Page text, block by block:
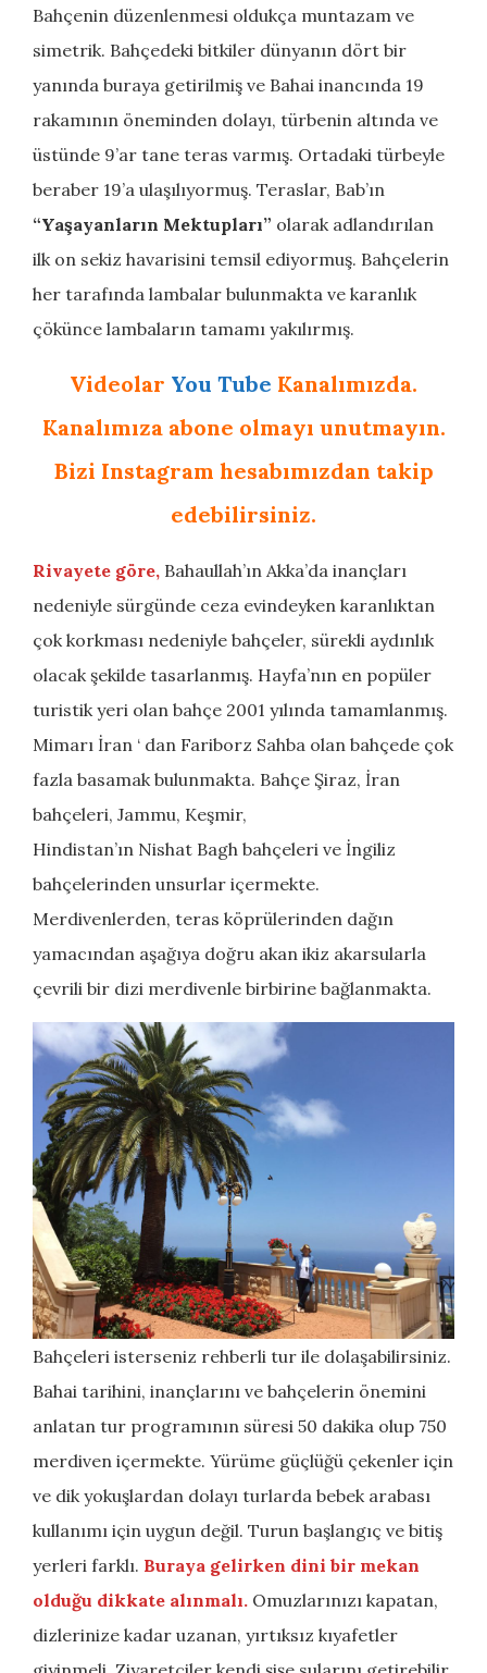
Bahçenin düzenlenmesi oldukça muntazam ve
simetrik. Bahçedeki bitkiler dünyanın dört bir
yanında buraya getirilmiş ve Bahai inancında 19
rakamının öneminden dolayı, türbenin altında ve
üstünde 9’ar tane teras varmış. Ortadaki türbeyle
beraber 19’a ulaşılıyormuş. Teraslar, Bab’ın
“Yaşayanların Mektupları” olarak adlandırılan
ilk on sekiz havarisini temsil ediyormuş. Bahçelerin
her tarafında lambalar bulunmakta ve karanlık
çökünce lambaların tamamı yakılırmış.
Videolar You Tube Kanalımızda.
Kanalımıza abone olmayı unutmayın.
Bizi Instagram hesabımızdan takip
edebilirsiniz.
Rivayete göre, Bahaullah’ın Akka’da inançları
nedeniyle sürgünde ceza evindeyken karanlıktan
çok korkması nedeniyle bahçeler, sürekli aydınlık
olacak şekilde tasarlanmış. Hayfa’nın en popüler
turistik yeri olan bahçe 2001 yılında tamamlanmış.
Mimarı İran ‘ dan Fariborz Sahba olan bahçede çok
fazla basamak bulunmakta. Bahçe Şiraz, İran
bahçeleri, Jammu, Keşmir,
Hindistan’ın Nishat Bagh bahçeleri ve İngiliz
bahçelerinden unsurlar içermekte.
Merdivenlerden, teras köprülerinden dağın
yamacından aşağıya doğru akan ikiz akarsularla
çevrili bir dizi merdivenle birbirine bağlanmakta.
Bahçeleri isterseniz rehberli tur ile dolaşabilirsiniz.
Bahai tarihini, inançlarını ve bahçelerin önemini
anlatan tur programının süresi 50 dakika olup 750
merdiven içermekte. Yürüme güçlüğü çekenler için
ve dik yokuşlardan dolayı turlarda bebek arabası
kullanımı için uygun değil. Turun başlangıç ​​ve bitiş
yerleri farklı. Buraya gelirken dini bir mekan
olduğu dikkate alınmalı. Omuzlarınızı kapatan,
dizlerinize kadar uzanan, yırtıksız kıyafetler